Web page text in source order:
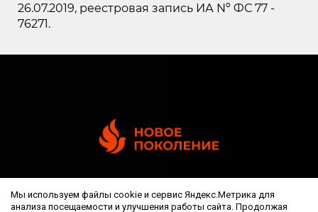
26.07.2019, реестровая запись ИА Nº ФС 77 -
76271.
Мы используем файлы cookie и сервис Яндекс.Метрика для
анализа посещаемости и улучшения работы сайта. Продолжая